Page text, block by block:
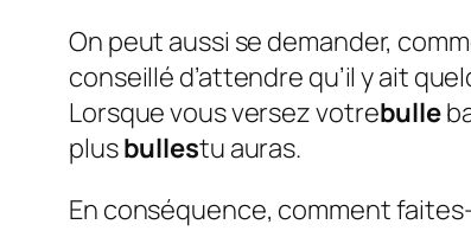
On peut aussi se demander,
conseillé d’attendre qu’il y ait
Lorsque vous versez votrebulle
plusbullestu auras.
En conséquence, comment